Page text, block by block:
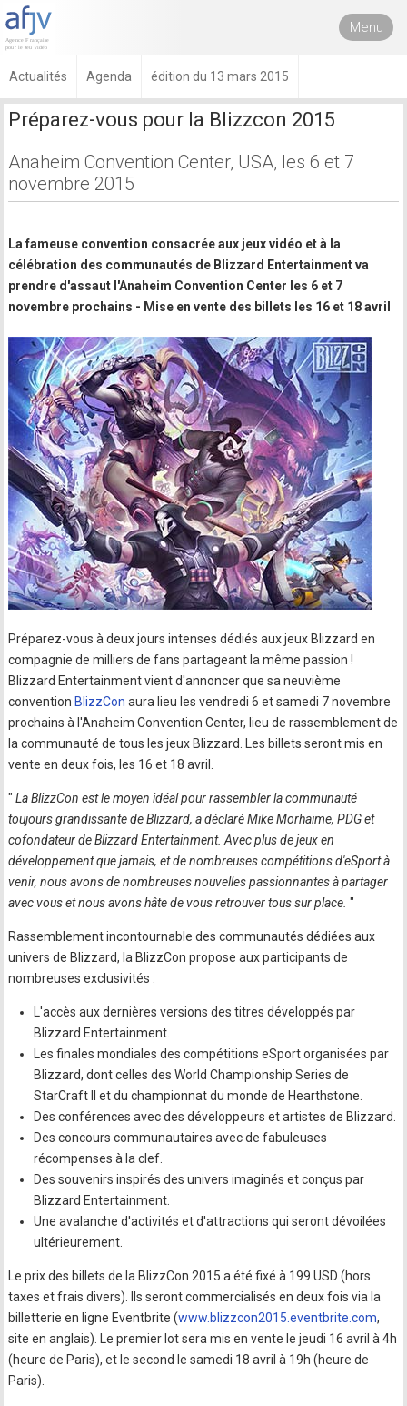
Menu
Actualités Agenda édition du 13 mars 2015
Préparez-vous pour la Blizzcon 2015
Anaheim Convention Center, USA, les 6 et 7
novembre 2015
La fameuse convention consacrée aux jeux vidéo et à la
célébration des communautés de Blizzard Entertainment va
prendre d'assaut l'Anaheim Convention Center les 6 et 7
novembre prochains - Mise en vente des billets les 16 et 18 avril
Préparez-vous à deux jours intenses dédiés aux jeux Blizzard en
compagnie de milliers de fans partageant la même passion !
Blizzard Entertainment vient d'annoncer que sa neuvième
convention BlizzCon aura lieu les vendredi 6 et samedi 7 novembre
prochains à l'Anaheim Convention Center, lieu de rassemblement de
la communauté de tous les jeux Blizzard. Les billets seront mis en
vente en deux fois, les 16 et 18 avril.
" La BlizzCon est le moyen idéal pour rassembler la communauté
toujours grandissante de Blizzard, a déclaré Mike Morhaime, PDG et
cofondateur de Blizzard Entertainment. Avec plus de jeux en
développement que jamais, et de nombreuses compétitions d'eSport à
venir, nous avons de nombreuses nouvelles passionnantes à partager
avec vous et nous avons hâte de vous retrouver tous sur place."
Rassemblement incontournable des communautés dédiées aux
univers de Blizzard, la BlizzCon propose aux participants de
nombreuses exclusivités :
L'accès aux dernières versions des titres développés par
Blizzard Entertainment.
Les finales mondiales des compétitions eSport organisées par
Blizzard, dont celles des World Championship Series de
StarCraft II et du championnat du monde de Hearthstone.
Des conférences avec des développeurs et artistes de Blizzard.
Des concours communautaires avec de fabuleuses
récompenses à la clef.
Des souvenirs inspirés des univers imaginés et conçus par
Blizzard Entertainment.
Une avalanche d'activités et d'attractions qui seront dévoilées
ultérieurement.
Le prix des billets de la BlizzCon 2015 a été fixé à 199 USD (hors
taxes et frais divers). Ils seront commercialisés en deux fois via la
billetterie en ligne Eventbrite (www.blizzcon2015.eventbrite.com,
site en anglais). Le premier lot sera mis en vente le jeudi 16 avril à 4h
(heure de Paris), et le second le samedi 18 avril à 19h (heure de
Paris).